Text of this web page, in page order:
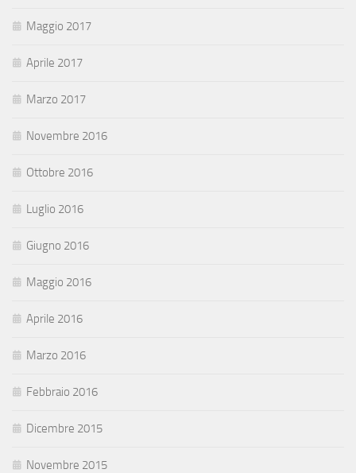
Maggio 2017
Aprile 2017
Marzo 2017
Novembre 2016
Ottobre 2016
Luglio 2016
Giugno 2016
Maggio 2016
Aprile 2016
Marzo 2016
Febbraio 2016
Dicembre 2015
Novembre 2015